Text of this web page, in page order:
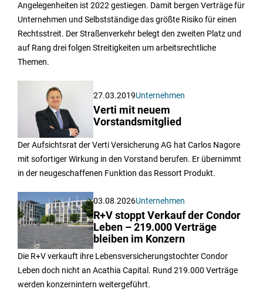
Angelegenheiten ist 2022 gestiegen. Damit bergen Verträge für
Unternehmen und Selbstständige das größte Risiko für einen
Rechtsstreit. Der Straßenverkehr belegt den zweiten Platz und
auf Rang drei folgen Streitigkeiten um arbeitsrechtliche
Themen.
27.03.2019Unternehmen
Verti mit neuem
Vorstandsmitglied
Der Aufsichtsrat der Verti Versicherung AG hat Carlos Nagore
mit sofortiger Wirkung in den Vorstand berufen. Er übernimmt
in der neugeschaffenen Funktion das Ressort Produkt.
03.08.2026Unternehmen
R+V stoppt Verkauf der Condor
Leben – 219.000 Verträge
bleiben im Konzern
Die R+V verkauft ihre Lebensversicherungstochter Condor
Leben doch nicht an Acathia Capital. Rund 219.000 Verträge
werden konzernintern weitergeführt.